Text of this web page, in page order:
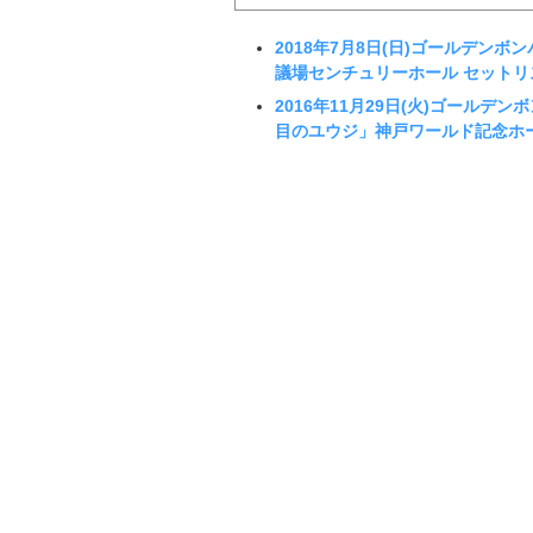
2018年7月8日(日)ゴールデンボ
議場センチュリーホール セットリ
2016年11月29日(火)ゴールデン
目のユウジ」神戸ワールド記念ホ